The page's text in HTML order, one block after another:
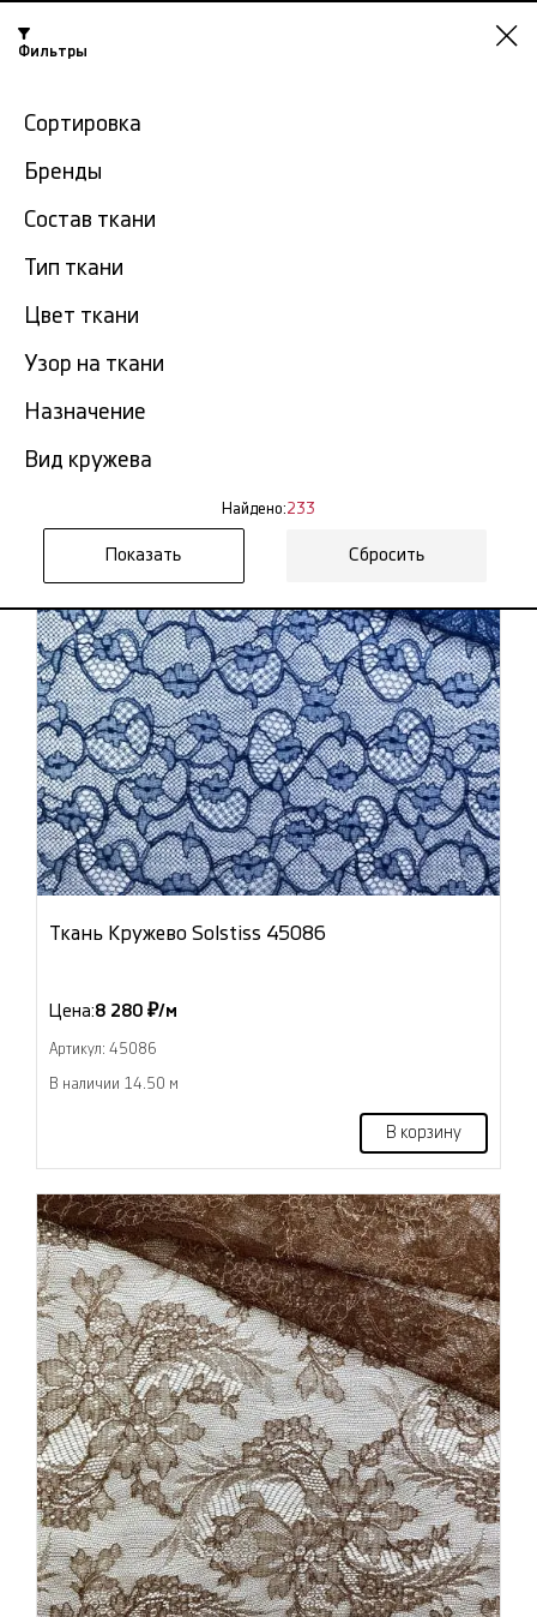
Казань
-15% на ткани по промокоду NY15
Главная Кружевная ткань
Французское кружево в
Казани
Фильтр
Показать все
Фильтры
Сортировка
Бренды
Состав ткани
Тип ткани
Цвет ткани
Узор на ткани
Назначение
Вид кружева
Найдено:233
Сбросить
Ткань Кружево Solstiss 45086
Цена:8 280 ₽/м
Артикул: 45086
В наличии 14.50 м
В корзину